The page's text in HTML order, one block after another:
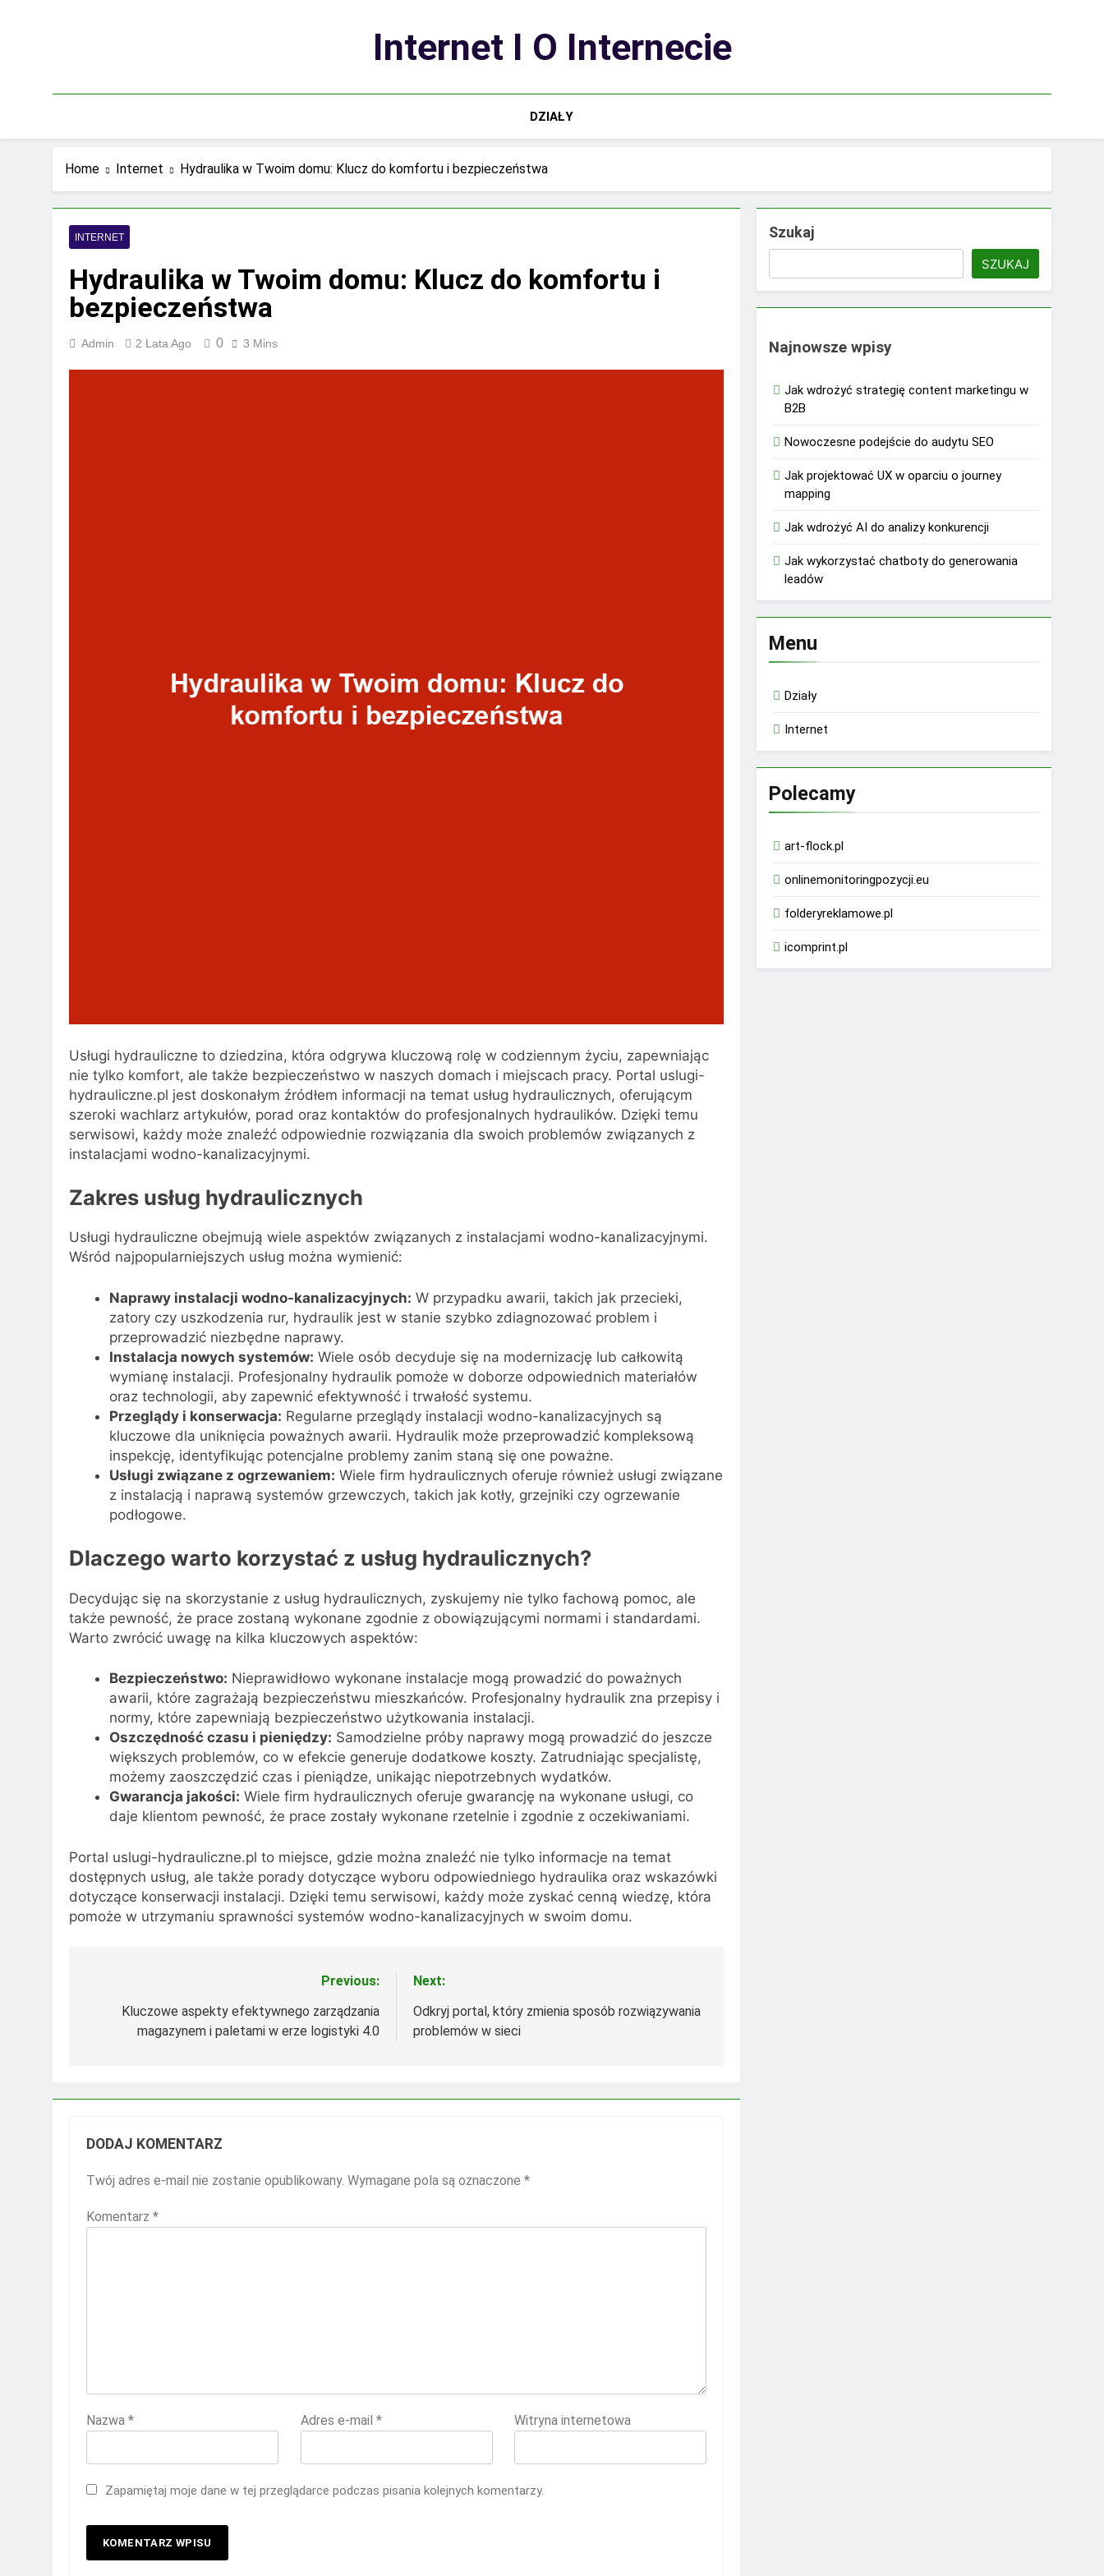
Internet I O Internecie
DZIAŁY
Home Internet Hydraulika w Twoim domu: Klucz do komfortu i bezpieczeństwa
INTERNET
Hydraulika w Twoim domu: Klucz do komfortu i
bezpieczeństwa
Admin 2 Lata Ago 0 3 Mins
Usługi hydrauliczne to dziedzina, która odgrywa kluczową rolę w codziennym życiu, zapewniając
nie tylko komfort, ale także bezpieczeństwo w naszych domach i miejscach pracy. Portal uslugi-
hydrauliczne.pl jest doskonałym źródłem informacji na temat usług hydraulicznych, oferującym
szeroki wachlarz artykułów, porad oraz kontaktów do profesjonalnych hydraulików. Dzięki temu
serwisowi, każdy może znaleźć odpowiednie rozwiązania dla swoich problemów związanych z
instalacjami wodno-kanalizacyjnymi.
Zakres usług hydraulicznych
Usługi hydrauliczne obejmują wiele aspektów związanych z instalacjami wodno-kanalizacyjnymi.
Wśród najpopularniejszych usług można wymienić:
Naprawy instalacji wodno-kanalizacyjnych: W przypadku awarii, takich jak przecieki,
zatory czy uszkodzenia rur, hydraulik jest w stanie szybko zdiagnozować problem i
przeprowadzić niezbędne naprawy.
Instalacja nowych systemów: Wiele osób decyduje się na modernizację lub całkowitą
wymianę instalacji. Profesjonalny hydraulik pomoże w doborze odpowiednich materiałów
oraz technologii, aby zapewnić efektywność i trwałość systemu.
Przeglądy i konserwacja: Regularne przeglądy instalacji wodno-kanalizacyjnych są
kluczowe dla uniknięcia poważnych awarii. Hydraulik może przeprowadzić kompleksową
inspekcję, identyfikując potencjalne problemy zanim staną się one poważne.
Usługi związane z ogrzewaniem: Wiele firm hydraulicznych oferuje również usługi związane
z instalacją i naprawą systemów grzewczych, takich jak kotły, grzejniki czy ogrzewanie
podłogowe.
Dlaczego warto korzystać z usług hydraulicznych?
Decydując się na skorzystanie z usług hydraulicznych, zyskujemy nie tylko fachową pomoc, ale
także pewność, że prace zostaną wykonane zgodnie z obowiązującymi normami i standardami.
Warto zwrócić uwagę na kilka kluczowych aspektów:
Bezpieczeństwo: Nieprawidłowo wykonane instalacje mogą prowadzić do poważnych
awarii, które zagrażają bezpieczeństwu mieszkańców. Profesjonalny hydraulik zna przepisy i
normy, które zapewniają bezpieczeństwo użytkowania instalacji.
Oszczędność czasu i pieniędzy: Samodzielne próby naprawy mogą prowadzić do jeszcze
większych problemów, co w efekcie generuje dodatkowe koszty. Zatrudniając specjalistę,
możemy zaoszczędzić czas i pieniądze, unikając niepotrzebnych wydatków.
Gwarancja jakości: Wiele firm hydraulicznych oferuje gwarancję na wykonane usługi, co
daje klientom pewność, że prace zostały wykonane rzetelnie i zgodnie z oczekiwaniami.
Portal uslugi-hydrauliczne.pl to miejsce, gdzie można znaleźć nie tylko informacje na temat
dostępnych usług, ale także porady dotyczące wyboru odpowiedniego hydraulika oraz wskazówki
dotyczące konserwacji instalacji. Dzięki temu serwisowi, każdy może zyskać cenną wiedzę, która
pomoże w utrzymaniu sprawności systemów wodno-kanalizacyjnych w swoim domu.
wpisu
Previous:
Kluczowe aspekty efektywnego zarządzania
magazynem i paletami w erze logistyki 4.0
Next:
Odkryj portal, który zmienia sposób rozwiązywania
problemów w sieci
DODAJ KOMENTARZ
Twój adres e-mail nie zostanie opublikowany. Wymagane pola są oznaczone *
Komentarz *
Nazwa * Adres e-mail * Witryna internetowa
Zapamiętaj moje dane w tej przeglądarce podczas pisania kolejnych komentarzy.
Szukaj
SZUKAJ
Najnowsze wpisy
Jak wdrożyć strategię content marketingu w
B2B
Nowoczesne podejście do audytu SEO
Jak projektować UX w oparciu o journey
mapping
Jak wdrożyć AI do analizy konkurencji
Jak wykorzystać chatboty do generowania
leadów
Menu
Działy
Internet
Polecamy
art-flock.pl
onlinemonitoringpozycji.eu
folderyreklamowe.pl
icomprint.pl